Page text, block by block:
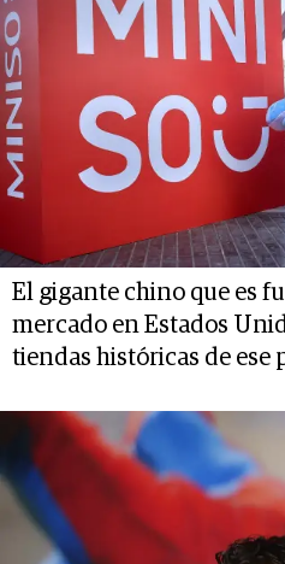
El gigante chino que es
mercado en Estados
tiendas históricas de ese